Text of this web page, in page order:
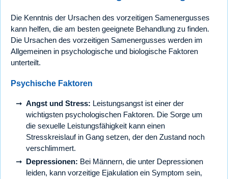
Die Kenntnis der Ursachen des vorzeitigen Samenergusses
kann helfen, die am besten geeignete Behandlung zu finden.
Die Ursachen des vorzeitigen Samenergusses werden im
Allgemeinen in psychologische und biologische Faktoren
unterteilt.
Psychische Faktoren
Angst und Stress: Leistungsangst ist einer der
wichtigsten psychologischen Faktoren. Die Sorge um
die sexuelle Leistungsfähigkeit kann einen
Stresskreislauf in Gang setzen, der den Zustand noch
verschlimmert.
Depressionen: Bei Männern, die unter Depressionen
leiden, kann vorzeitige Ejakulation ein Symptom sein,